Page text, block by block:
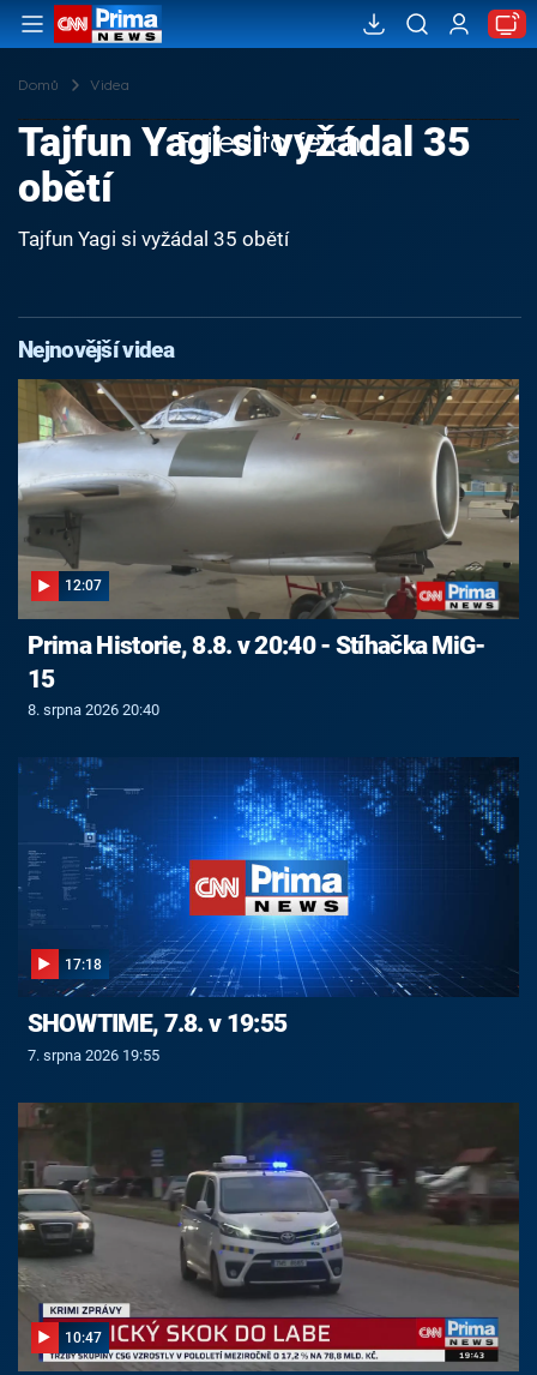
Domů Videa
Failed to fetch
Tajfun Yagi si vyžádal 35
obětí
Tajfun Yagi si vyžádal 35 obětí
Nejnovější videa
12:07
Prima Historie, 8.8. v 20:40 - Stíhačka MiG-
15
8. srpna 2026 20:40
17:18
SHOWTIME, 7.8. v 19:55
7. srpna 2026 19:55
10:47